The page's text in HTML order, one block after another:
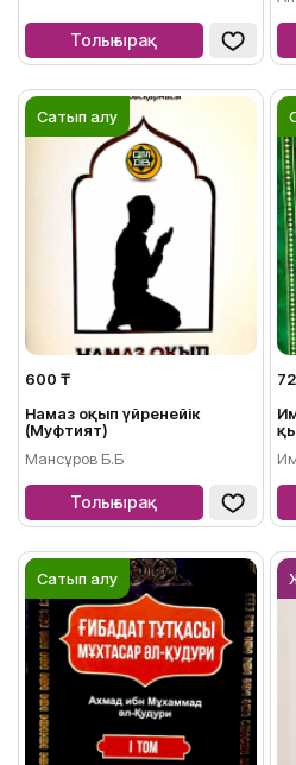
Толығырақ
Сатып алу
600 ₸
Намаз оқып үйренейік
(Муфтият)
Мансұров Б.Б
Толығырақ
Сатып алу